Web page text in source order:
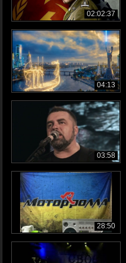
02:02:37
04:13
03:58
28:50